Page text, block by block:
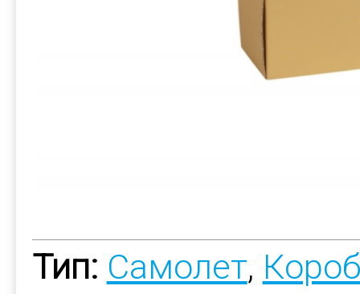
Тип: Самолет,